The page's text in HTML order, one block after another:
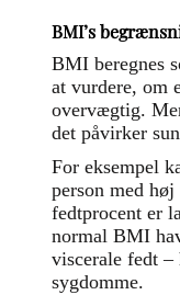
BMI’s
BMI beregnes
at vurdere, om
overvægtig.
det påvirker
For eksempel
person med
fedtprocent er
normal BMI
viscerale fedt
sygdomme.